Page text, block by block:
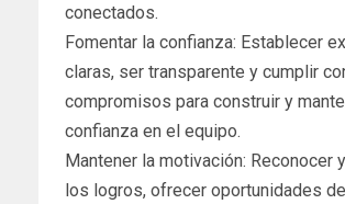
conectados.
Fomentar la confianza: Establecer
claras, ser transparente y cumplir
compromisos para construir y
confianza en el equipo.
Mantener la motivación: Reconocer
los logros, ofrecer oportunidades